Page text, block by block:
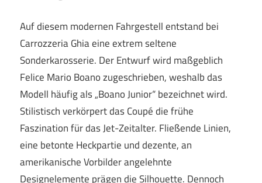
Auf diesem modernen Fahrgestell entstand bei
Carrozzeria Ghia eine extrem seltene
Sonderkarosserie. Der Entwurf wird maßgeblich
Felice Mario Boano zugeschrieben, weshalb das
Modell häufig als „Boano Junior“ bezeichnet wird.
Stilistisch verkörpert das Coupé die frühe
Faszination für das Jet-Zeitalter. Fließende Linien,
eine betonte Heckpartie und dezente, an
amerikanische Vorbilder angelehnte
Designelemente prägen die Silhouette. Dennoch